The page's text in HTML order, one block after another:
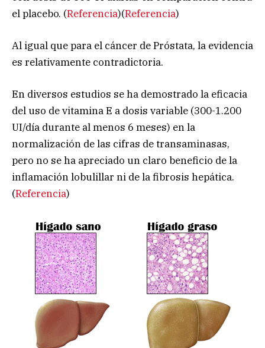
el placebo. (Referencia)(Referencia)
Al igual que para el cáncer de Próstata, la evidencia
es relativamente contradictoria.
En diversos estudios se ha demostrado la eficacia
del uso de vitamina E a dosis variable (300-1.200
UI/día durante al menos 6 meses) en la
normalización de las cifras de transaminasas,
pero no se ha apreciado un claro beneficio de la
inflamación lobulillar ni de la fibrosis hepática.
(Referencia)